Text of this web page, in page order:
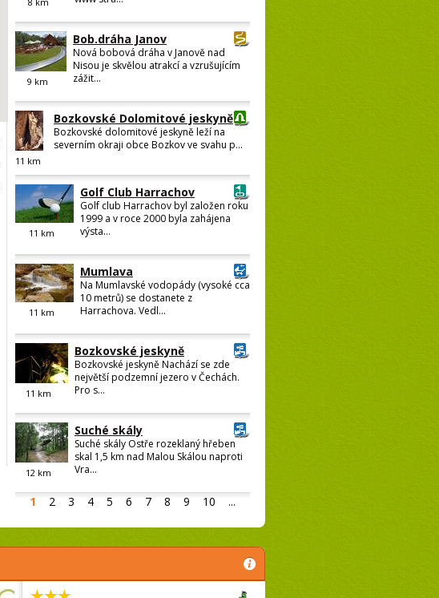
1 2 3 4 5 6 7 8 9 10 ...
9 km
Bob.dráha Janov
Nová bobová dráha v Janově nad
Nisou je skvělou atrakcí a vzrušujícím
zážit...
11 km
Bozkovské Dolomitové jeskyně
Bozkovské dolomitové jeskyně leží na
severním okraji obce Bozkov ve svahu p...
11 km
Golf Club Harrachov
Golf club Harrachov byl založen roku
1999 a v roce 2000 byla zahájena
výsta...
11 km
Mumlava
Na Mumlavské vodopády (vysoké cca
10 metrů) se dostanete z
Harrachova. Vedl...
11 km
Bozkovské jeskyně
Bozkovské jeskyně Nachází se zde
největší podzemní jezero v Čechách.
Pro s...
12 km
Suché skály
Suché skály Ostře rozeklaný hřeben
skal 1,5 km nad Malou Skálou naproti
Vra...